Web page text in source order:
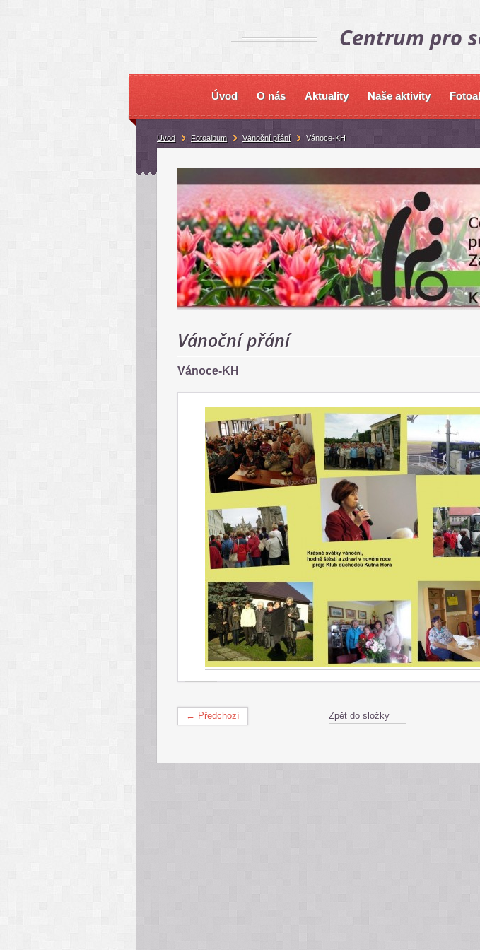
Centrum pro
Úvod O nás Aktuality Naše aktivity
Vánoční přání
Vánoce-KH
← Předchozí Zpět do složky
Úvod Fotoalbum Vánoční přání Vánoce-KH